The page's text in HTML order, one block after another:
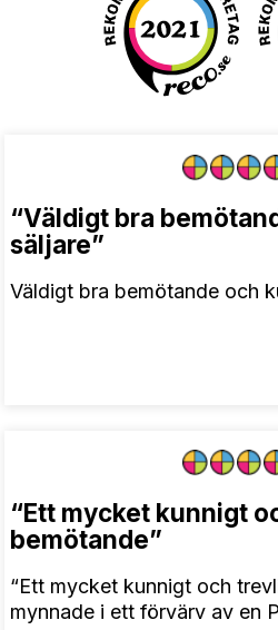
“Väldigt bra
säljare”
Väldigt bra bemötande och
“Ett mycket kunnigt
bemötande”
“Ett mycket kunnigt och
mynnade i ett förvärv av en